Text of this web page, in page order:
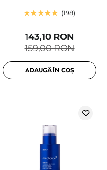
198
159,00 RON
143,10 RON
ADAUGĂ ÎN COȘ